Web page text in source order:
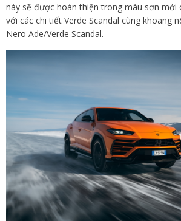
này sẽ được hoàn thiện trong màu sơn mới
với các chi tiết Verde Scandal cùng khoang
Nero Ade/Verde Scandal.